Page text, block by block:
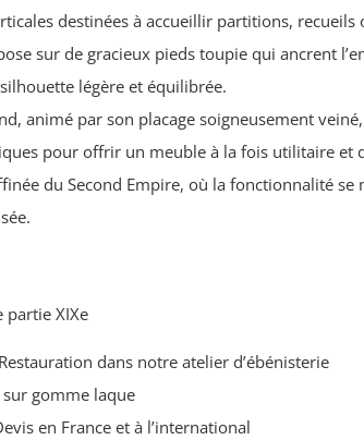
destinées à accueillir partitions, recueils
sur de gracieux pieds toupie qui ancrent
légère et équilibrée.
animé par son placage soigneusement
pour offrir un meuble à la fois utilitaire et
du Second Empire, où la fonctionnalité se
partie XIXe
dans notre atelier d’ébénisterie
gomme laque
en France et à l’international